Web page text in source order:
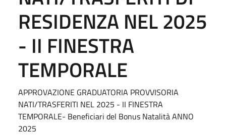
RESIDENZA NEL 2025
- II FINESTRA
TEMPORALE
APPROVAZIONE GRADUATORIA PROVVISORIA
NATI/TRASFERITI NEL 2025 - II FINESTRA
TEMPORALE- Beneficiari del Bonus Natalità ANNO
2025